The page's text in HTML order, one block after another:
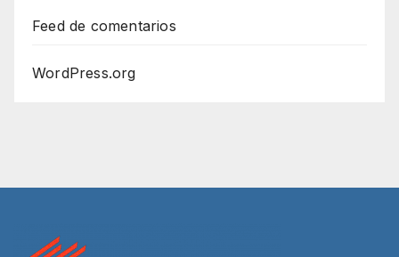
Feed de comentarios
WordPress.org